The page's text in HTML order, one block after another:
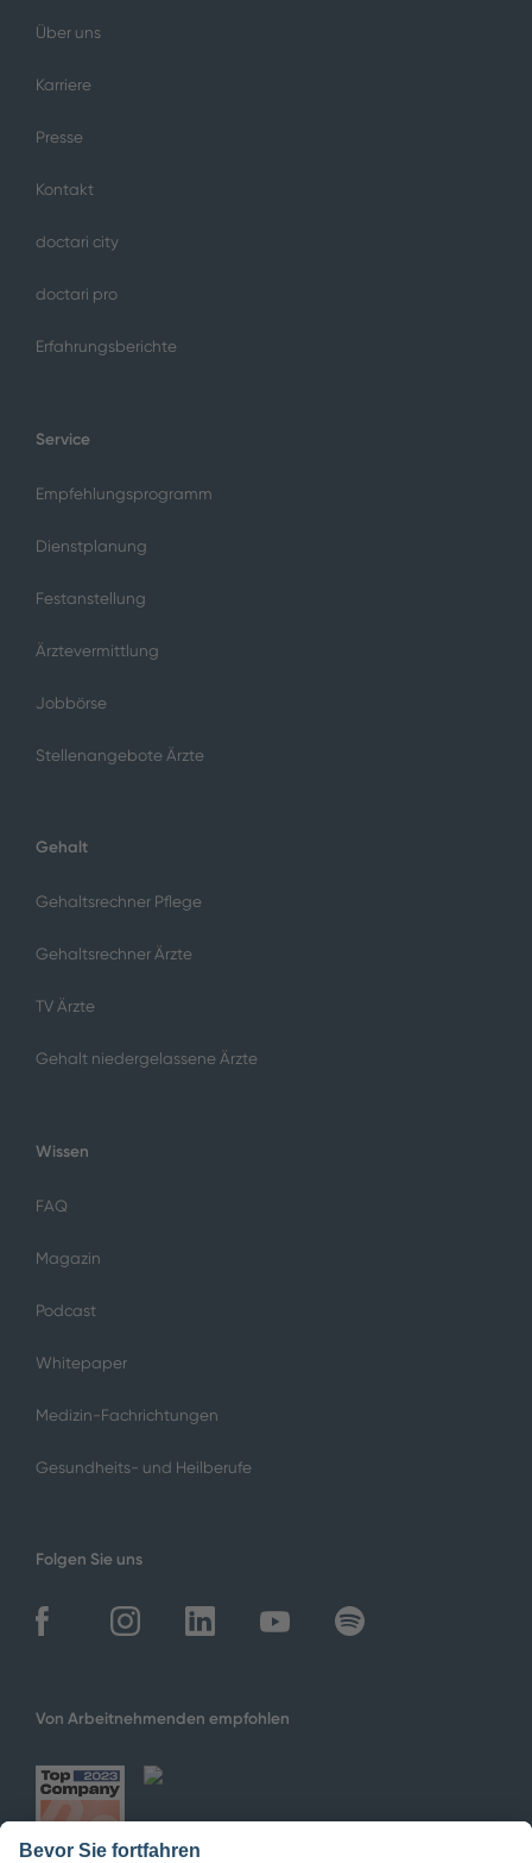
Über uns
Karriere
Presse
Kontakt
doctari city
doctari pro
Erfahrungsberichte
Service
Empfehlungsprogramm
Dienstplanung
Festanstellung
Ärztevermittlung
Jobbörse
Stellenangebote Ärzte
Gehalt
Gehaltsrechner Pflege
Gehaltsrechner Ärzte
TV Ärzte
Gehalt niedergelassene Ärzte
Wissen
FAQ
Magazin
Podcast
Whitepaper
Medizin-Fachrichtungen
Gesundheits- und Heilberufe
Folgen Sie uns
Von Arbeitnehmenden empfohlen